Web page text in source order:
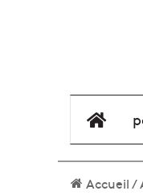
Accueil/